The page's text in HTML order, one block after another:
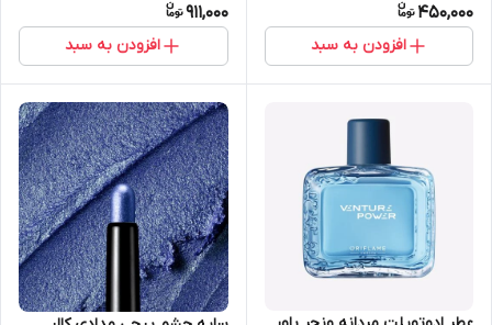
450,000
افزودن به سبد
911,000
افزودن به سبد